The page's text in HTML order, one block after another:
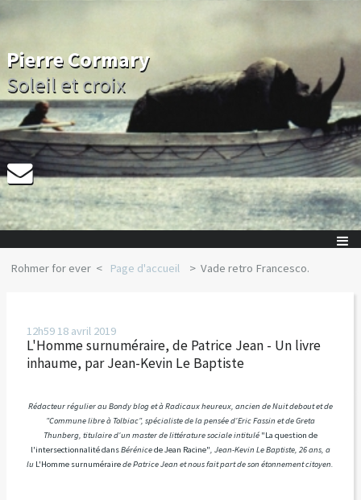
Pierre Cormary
Soleil et croix
Rohmer for ever Page d'accueil Vade retro Francesco.
12h5918 avril 2019
L'Homme surnuméraire, de Patrice Jean - Un livre
inhaume, par Jean-Kevin Le Baptiste
Rédacteur régulier au Bondy blog et à Radicaux heureux, ancien de Nuit debout et de
"Commune libre à Tolbiac", spécialiste de la pensée d'Eric Fassin et de Greta
Thunberg, titulaire d'un master de littérature sociale intitulé "La question de
l'intersectionnalité dansBérénicede Jean Racine", Jean-Kevin Le Baptiste, 26 ans, a
lu L'Homme surnumérairede Patrice Jean et nous fait part de son étonnement citoyen.